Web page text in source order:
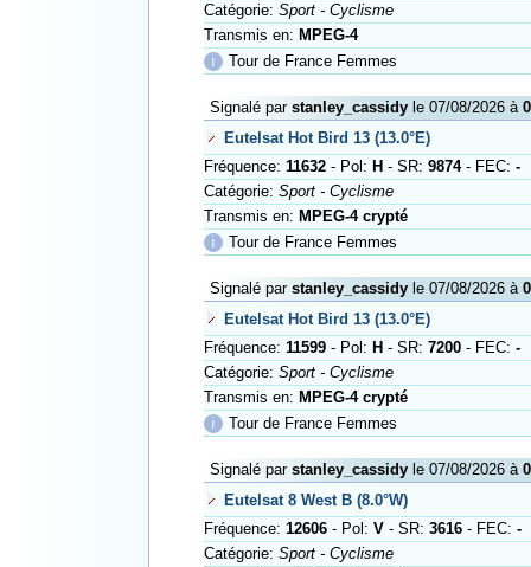
Catégorie: Sport - Cyclisme
Transmis en: MPEG-4
ℹ
Tour de France Femmes
Signalé par stanley_cassidyle 07/08/2026 à
Eutelsat Hot Bird 13 (13.0°E)
Fréquence: 11632- Pol: H - SR: 9874- FEC: -
Catégorie: Sport - Cyclisme
Transmis en: MPEG-4 crypté
ℹ
Tour de France Femmes
Signalé par stanley_cassidyle 07/08/2026 à
Eutelsat Hot Bird 13 (13.0°E)
Fréquence: 11599- Pol: H - SR: 7200- FEC: -
Catégorie: Sport - Cyclisme
Transmis en: MPEG-4 crypté
ℹ
Tour de France Femmes
Signalé par stanley_cassidyle 07/08/2026 à
Eutelsat 8 West B (8.0°W)
Fréquence: 12606- Pol: V- SR: 3616- FEC: -
Catégorie: Sport - Cyclisme